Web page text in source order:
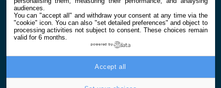
audiences.
You can "accept all" and withdraw your consent at any time via the
"cookie" icon. You can also "set detailed preferences" and object to
processing activities not subject to consent. These choices remain
valid for 6 months.
powered by
Accept all